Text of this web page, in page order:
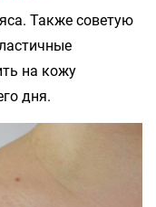
Также советую
на кожу
дня.